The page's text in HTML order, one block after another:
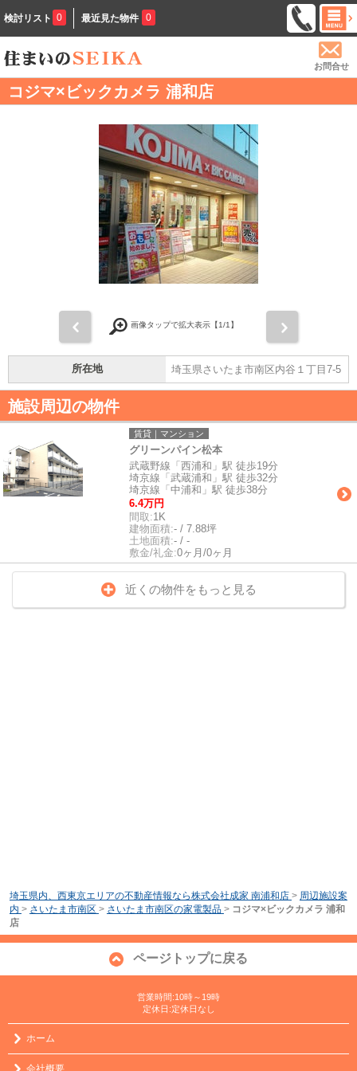
検討リスト 0 最近見た物件 0
お問合せ
コジマ×ビックカメラ 浦和店
画像タップで拡大表示【1/1】
所在地 埼玉県さいたま市南区内谷１丁目7-5
施設周辺の物件
賃貸｜マンション
グリーンパイン松本
武蔵野線「西浦和」駅 徒歩19分
埼京線「武蔵浦和」駅 徒歩32分
埼京線「中浦和」駅 徒歩38分
6.4万円
間取:1K
建物面積:- / 7.88坪
土地面積:- / -
敷金/礼金:0ヶ月/0ヶ月
近くの物件をもっと見る
埼玉県内、西東京エリアの不動産情報なら株式会社成家 南浦和店 > 周辺施設案
内 > さいたま市南区 > さいたま市南区の家電製品 > コジマ×ビックカメラ 浦和
店
ページトップに戻る
営業時間:10時～19時
定休日:定休日なし
ホーム
会社概要